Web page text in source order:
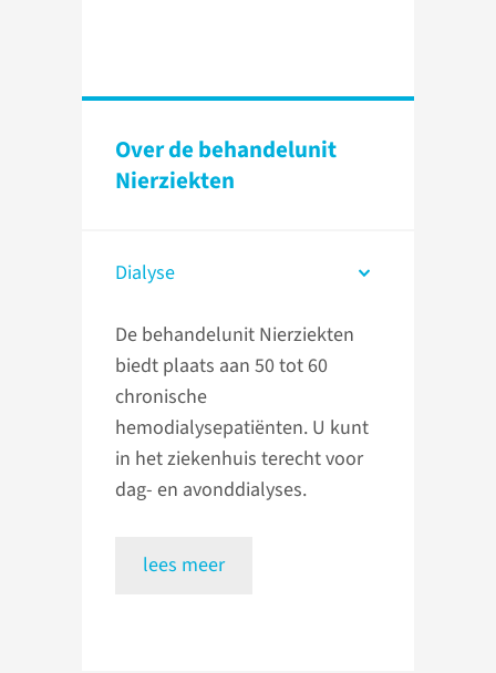
Over de behandelunit
Nierziekten
Dialyse
De behandelunit Nierziekten
biedt plaats aan 50 tot 60
chronische
hemodialysepatiënten. U kunt
in het ziekenhuis terecht voor
dag- en avonddialyses.
lees meer